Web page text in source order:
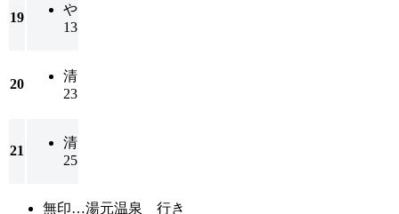
19
や
13
20
清
23
21
清
25
無印…湯元温泉 行き